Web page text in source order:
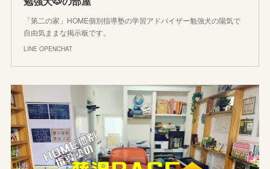
「第二の家」HOME個別指導塾の学習アドバイザー勉強犬の陽気で
自由気ままな掲示板です。
LINE OPENCHAT